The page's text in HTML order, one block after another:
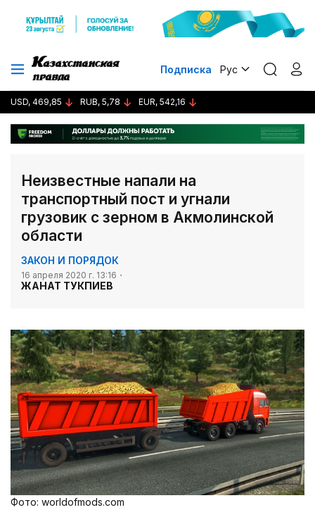
Подписка Рус
USD, 469,85 RUB, 5,78 EUR, 542,16
Неизвестные напали на
транспортный пост и угнали
грузовик с зерном в Акмолинской
области
ЗАКОН И ПОРЯДОК
16 апреля 2020 г. 13:16
ЖАНАТ ТУКПИЕВ
Фото: worldofmods.com